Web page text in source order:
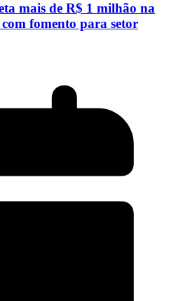
mais de R$ 1 milhão na
fomento para setor